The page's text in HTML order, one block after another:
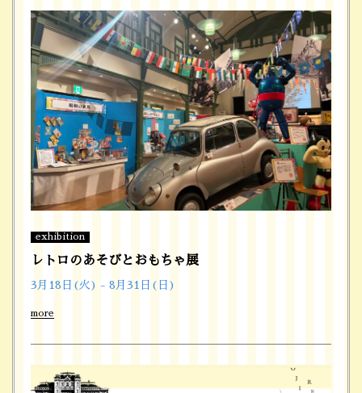
exhibition
レトロのあそびとおもちゃ展
3月18日(火) - 8月31日(日)
more